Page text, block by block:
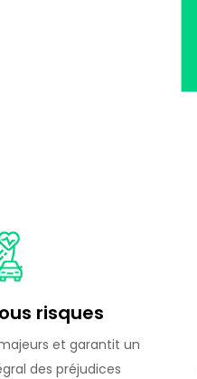
risques
et garantit un
des préjudices